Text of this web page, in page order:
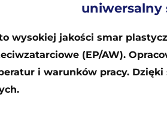
uniwersalny
wysokiej jakości smar
(EP/AW).
i warunków pracy.